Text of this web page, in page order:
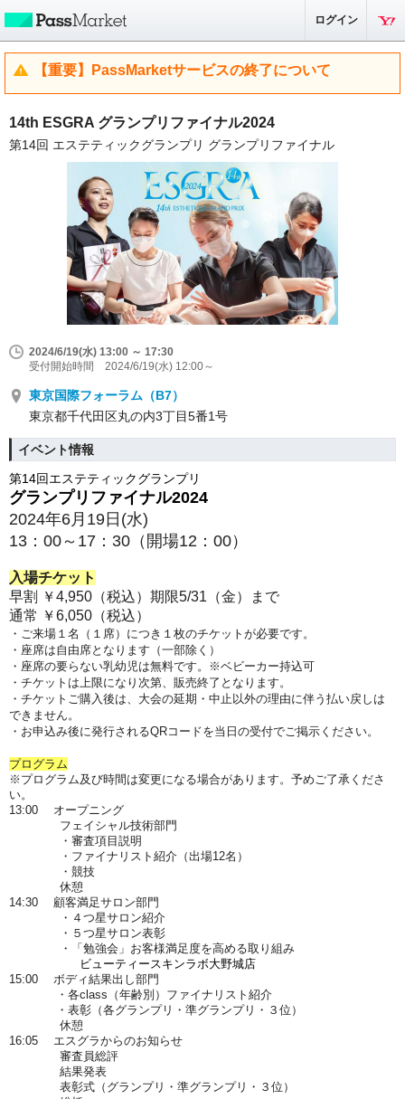
ログイン
【重要】PassMarketサービスの終了について
14th ESGRA グランプリファイナル2024
第14回 エステティックグランプリ グランプリファイナル
2024/6/19(水) 13:00 ～ 17:30
受付開始時間 2024/6/19(水) 12:00～
東京国際フォーラム（B7）
東京都千代田区丸の内3丁目5番1号
イベント情報
第14回エステティックグランプリ
グランプリファイナル2024
2024年6月19日(水)
13：00～17：30 （開場12：00）
入場チケット
早割 ￥4,950（税込）期限5/31（金）まで
通常 ￥6,050（税込）
・ご来場１名（１席）につき１枚のチケットが必要です。
・座席は自由席となります（一部除く）
・座席の要らない乳幼児は無料です。※ベビーカー持込可
・チケットは上限になり次第、販売終了となります。
・チケットご購入後は、大会の延期・中止以外の理由に伴う払い戻しは
できません。
・ お申込み後に発行されるQRコードを当日の受付でご掲示ください。
プログラム
※プログラム及び時間は変更になる場合があります。予めご了承くださ
い。
13:00 オープニング
フェイシャル技術部門
・審査項目説明
・ファイナリスト紹介（出場12名）
・競技
休憩
14:30 顧客満足サロン部門
・４つ星サロン紹介
・５つ星サロン表彰
・「勉強会」お客様満足度を高める取り組み
ビューティースキンラボ大野城店
15:00 ボディ結果出し部門
・各class（年齢別）ファイナリスト紹介
・表彰（各グランプリ・準グランプリ・３位）
休憩
16:05 エスグラからのお知らせ
審査員総評
結果発表
表彰式（グランプリ・準グランプリ・３位）